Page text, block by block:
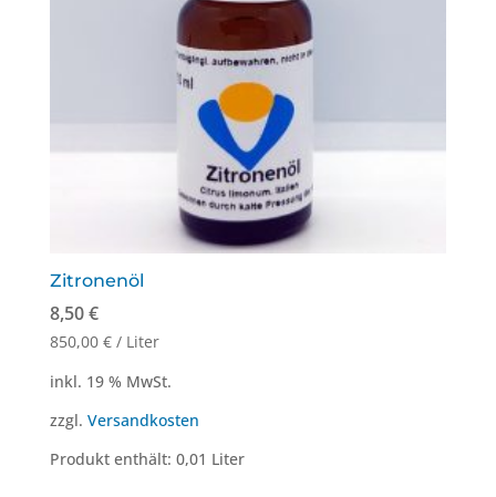
Zitronenöl
8,50€
850,00 €/ Liter
inkl. 19 % MwSt.
zzgl. Versandkosten
Produkt enthält: 0,01 Liter